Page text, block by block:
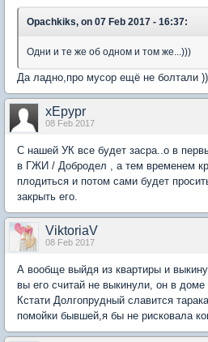
Opachkiks, on 07 Feb 2017 - 16:37:
Одни и те же об одном и том же...)))
Да ладно,про мусор ещё не болтали
xEpypr
08 Feb 2017
С нашей УК все будет засра..о в
в ГЖИ / Добродел , а тем временем
плодиться и потом сами будет
закрыть его.
ViktoriaV
08 Feb 2017
А вообще выйдя из квартиры и
вы его считай не выкинули, он в
Кстати Долгопрудный славится
помойки бывшей,я бы не рисковала